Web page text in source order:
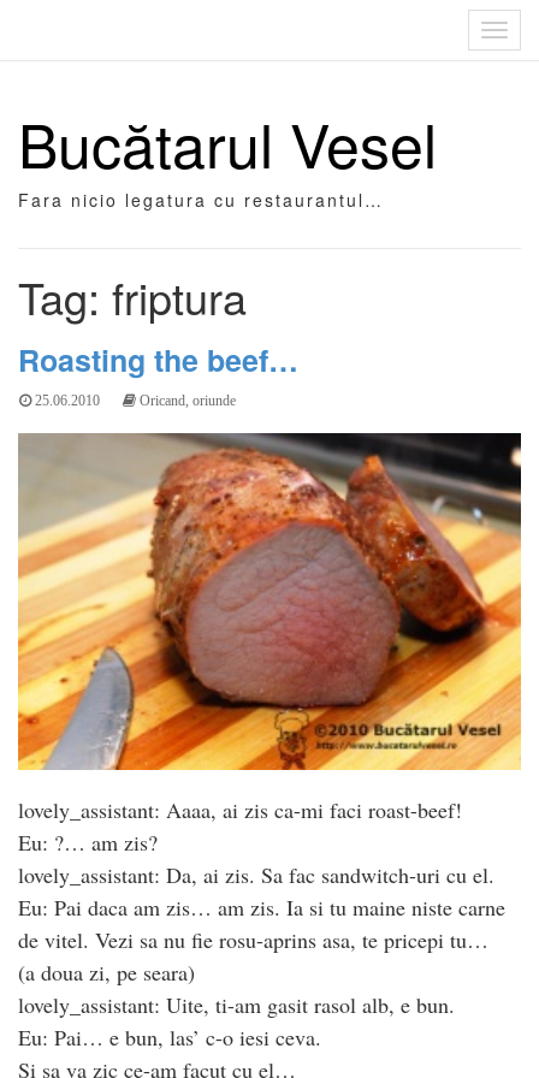
Bucătarul Vesel
Fara nicio legatura cu restaurantul…
Tag: friptura
Roasting the beef…
25.06.2010 Oricand, oriunde
lovely_assistant: Aaaa, ai zis ca-mi faci roast-beef!
Eu: ?… am zis?
lovely_assistant: Da, ai zis. Sa fac sandwitch-uri cu el.
Eu: Pai daca am zis… am zis. Ia si tu maine niste carne
de vitel. Vezi sa nu fie rosu-aprins asa, te pricepi tu…
(a doua zi, pe seara)
lovely_assistant: Uite, ti-am gasit rasol alb, e bun.
Eu: Pai… e bun, las’ c-o iesi ceva.
Si sa va zic ce-am facut cu el…